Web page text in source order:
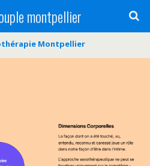
montpellier
Montpellier